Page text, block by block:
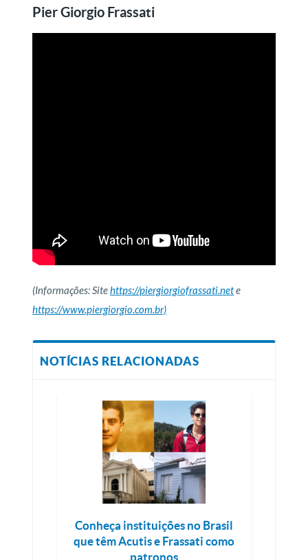
Pier Giorgio Frassati
(Informações: Sitehttps://piergiorgiofrassati.nete
https://www.piergiorgio.com.br)
NOTÍCIAS RELACIONADAS
Conheça instituições no Brasil
que têm Acutis e Frassati como
patronos